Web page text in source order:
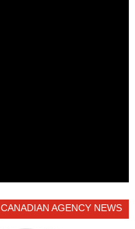
CANADIAN AGENCY NEWS